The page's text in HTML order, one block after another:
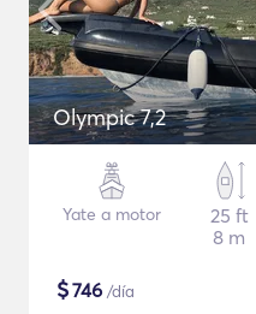
Olympic 7,2
Yate a motor
25 ft
8 m
$746 /día